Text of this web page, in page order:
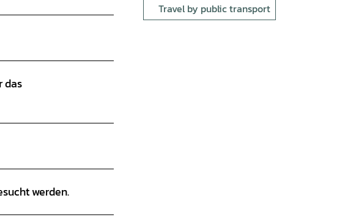
das
werden.
Travel by public transport